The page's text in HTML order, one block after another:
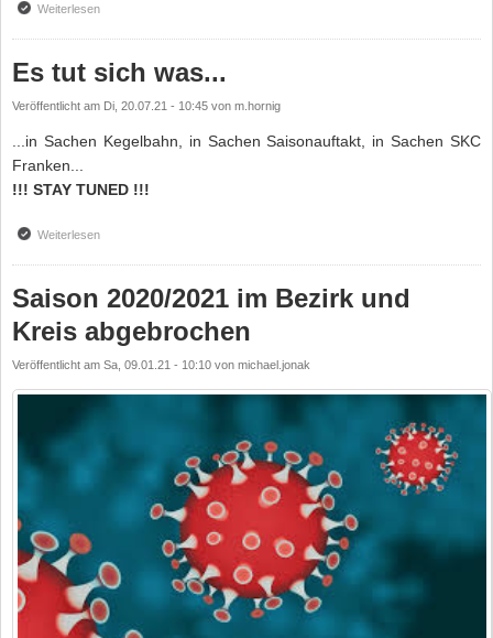
Weiterlesenüber Soderla - ihr könnt uns mal...
Es tut sich was...
Veröffentlicht am Di, 20.07.21 - 10:45 von m.hornig
...in Sachen Kegelbahn, in Sachen Saisonauftakt, in Sachen SKC
Franken...
!!! STAY TUNED !!!
Weiterlesenüber Es tut sich was...
Saison 2020/2021 im Bezirk und
Kreis abgebrochen
Veröffentlicht am Sa, 09.01.21 - 10:10 von michael.jonak